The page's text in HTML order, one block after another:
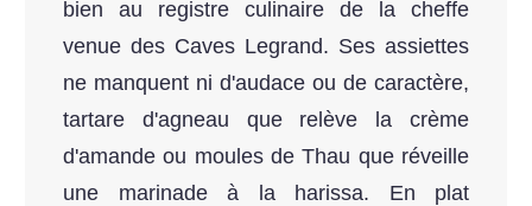
bien au registre culinaire de la cheffe
venue des Caves Legrand. Ses assiettes
ne manquent ni d'audace ou de caractère,
tartare d'agneau que relève la crème
d'amande ou moules de Thau que réveille
une marinade à la harissa. En plat